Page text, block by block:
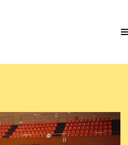
ニティー
ダー講習
ンセリング
部講師